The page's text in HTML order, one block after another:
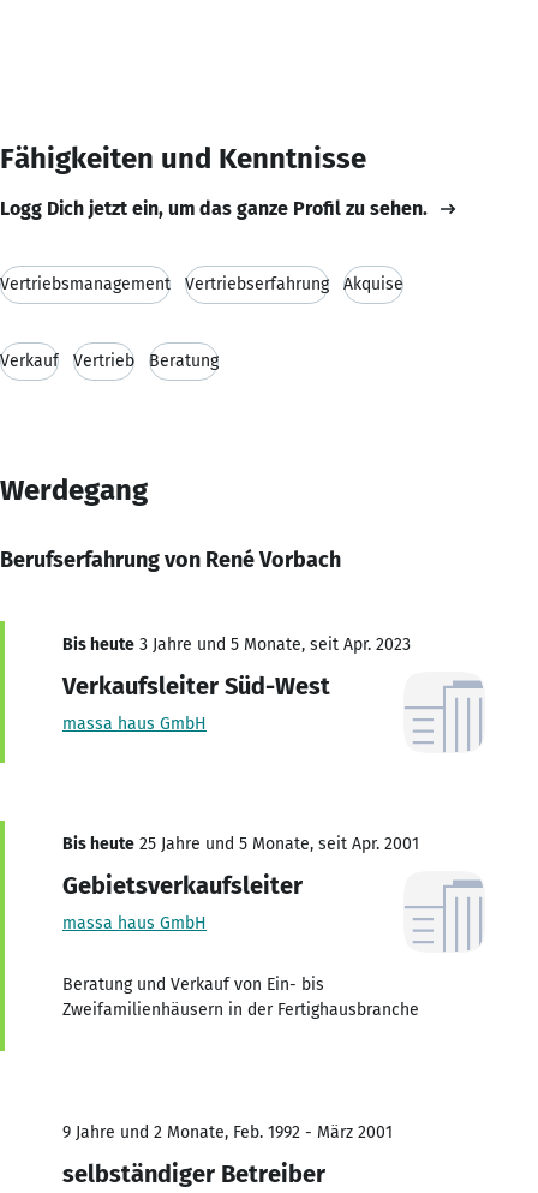
Fähigkeiten und Kenntnisse
Logg Dich jetzt ein, um das ganze Profil zu sehen.
Vertriebsmanagement Vertriebserfahrung Akquise
Verkauf Vertrieb Beratung
Werdegang
Berufserfahrung von René Vorbach
Bis heute 3 Jahre und 5 Monate, seit Apr. 2023
Verkaufsleiter Süd-West
massa haus GmbH
Bis heute 25 Jahre und 5 Monate, seit Apr. 2001
Gebietsverkaufsleiter
massa haus GmbH
Beratung und Verkauf von Ein- bis
Zweifamilienhäusern in der Fertighausbranche
9 Jahre und 2 Monate, Feb. 1992 - März 2001
selbständiger Betreiber